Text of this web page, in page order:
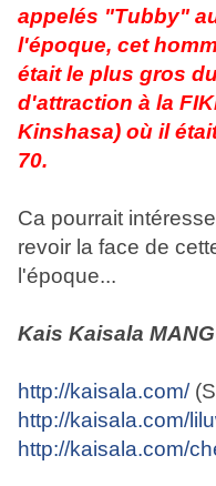
appelés "Tubby"
l'époque, cet
était le plus gros
d'attraction à la
Kinshasa) où il
70.
Ca pourrait inté
revoir la face de
l'époque...
Kais Kaisala
http://kaisala.com/
http://kaisala.com/
http://kaisala.com/